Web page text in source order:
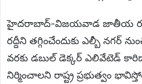
హైదరాబాద్‌-విజయవాడ జాతీయ
రద్దీని తగ్గించేందుకు ఎల్బీ నగర్‌
వరకు డబుల్‌ డెక్కర్‌ ఎలివేటెడ్‌
నిర్మించాలని రాష్ట్ర ప్రభుత్వం